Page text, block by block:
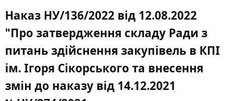
Наказ НУ/136/2022 від 12.08.2022
"Про затвердження складу Ради з
питань здійснення закупівель в КПІ
ім. Ігоря Сікорського та внесення
змін до наказу від 14.12.2021